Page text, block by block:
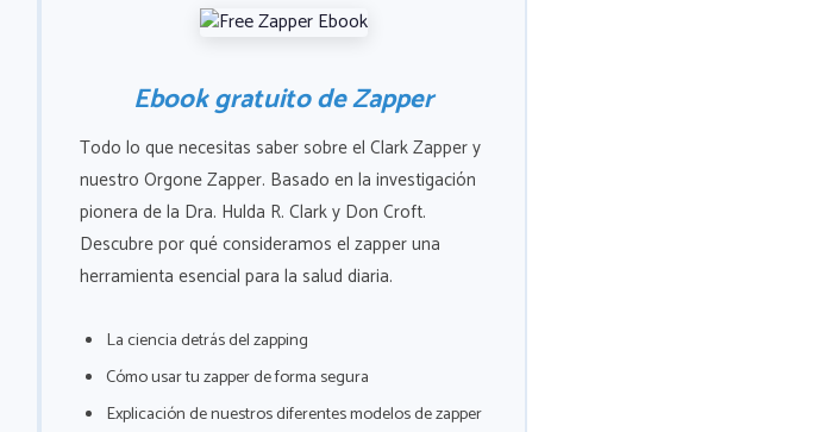
Ebook gratuito de Zapper
Todo lo que necesitas saber sobre el Clark Zapper y
nuestro Orgone Zapper. Basado en la investigación
pionera de la Dra. Hulda R. Clark y Don Croft.
Descubre por qué consideramos el zapper una
herramienta esencial para la salud diaria.
La ciencia detrás del zapping
Cómo usar tu zapper de forma segura
Explicación de nuestros diferentes modelos de zapper